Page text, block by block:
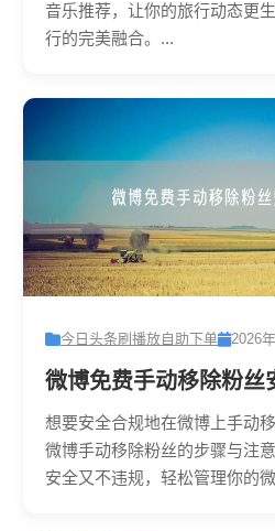
音乐推荐，让你的旅行动态更
行的完美融合。...
今日头条刷播放自助下单 2026
微博免费手动移除粉丝
想要安全合规地在微博上手动
微博手动移除粉丝的步骤与注
安全又不违规，轻松管理你的